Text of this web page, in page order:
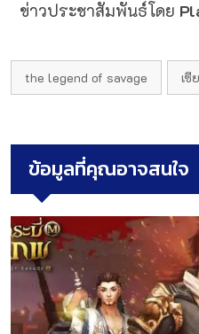
ข่าวประชาสัมพันธ์โดย
the legend of savage เซี
ข้อมูลที่คุณอาจสนใจ